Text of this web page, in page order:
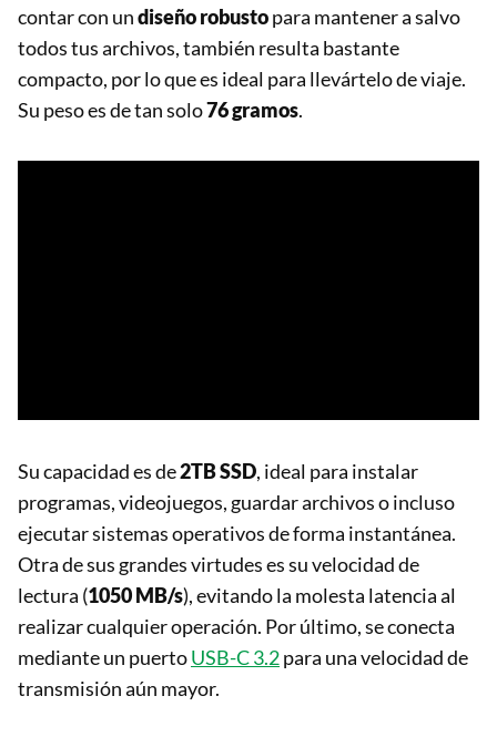
contar con undiseño robustopara mantener a salvo
todos tus archivos, también resulta bastante
compacto, por lo que es ideal para llevártelo de viaje.
Su peso es de tan solo76 gramos.
Su capacidad es de2TB SSD, ideal para instalar
programas, videojuegos, guardar archivos o incluso
ejecutar sistemas operativos de forma instantánea.
Otra de sus grandes virtudes es su velocidad de
lectura (1050 MB/s), evitando la molesta latencia al
realizar cualquier operación. Por último, se conecta
mediante un puertoUSB-C 3.2para una velocidad de
transmisión aún mayor.